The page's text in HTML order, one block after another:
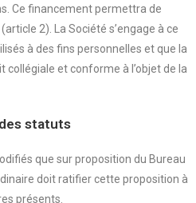
Ce financement permettra de
2). La Société s’engage à ce
à des fins personnelles et que la
et conforme à l’objet de la
statuts
que sur proposition du Bureau
doit ratifier cette proposition à
présents.